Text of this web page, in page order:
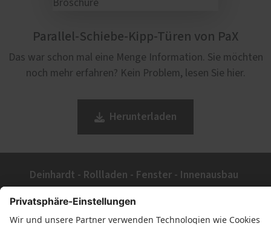
Parallel-Schiebe-Kipp-Türen von PaX
Das war schon mal eine Menge Information. Sie möchten
noch mehr erfahren? Kein Problem, lesen Sie hier.
Herunterladen
Deinhardt - Rollladen - Fenster - Innenausbau
Olbrichtstr. 37
69469 Weinheim